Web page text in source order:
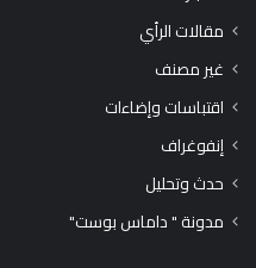
مقالات الرأي
غير مصنف
اقتباسات وإضاءات
إنفوغراف
حدث وتحليل
مدونة " داماس بوست"